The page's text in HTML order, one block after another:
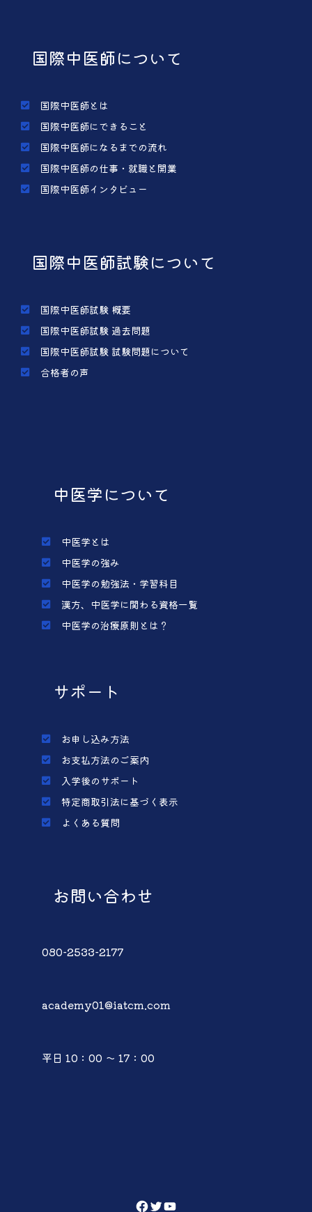
国際中医師について
国際中医師とは
国際中医師にできること
国際中医師になるまでの流れ
国際中医師の仕事・就職と開業
国際中医師インタビュー
国際中医師試験について
国際中医師試験 概要
国際中医師試験 過去問題
国際中医師試験 試験問題について
合格者の声
中医学について
中医学とは
中医学の強み
中医学の勉強法・学習科目
漢方、中医学に関わる資格一覧
中医学の治療原則とは？
サポート
お申し込み方法
お支払方法のご案内
入学後のサポート
特定商取引法に基づく表示
よくある質問
お問い合わせ
080-2533-2177
academy01@iatcm.com
平日 10：00 ～ 17：00
Facebook
Twitter
YouTube